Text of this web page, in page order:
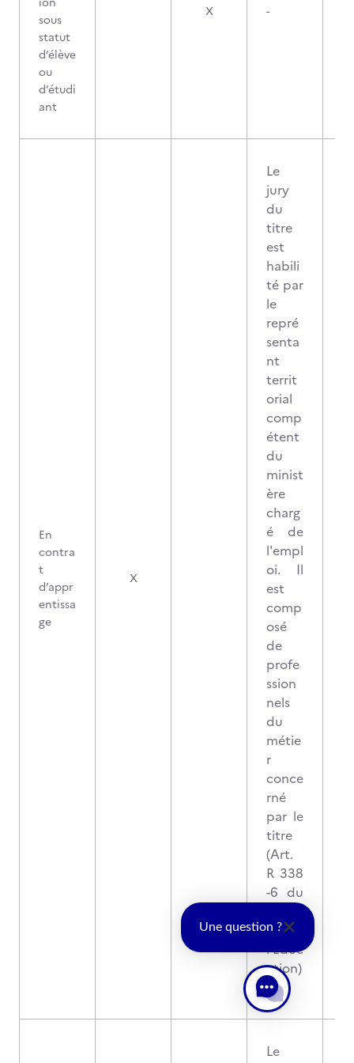
sous
statut
d’élève
ou
d’étudi
ant
X -
En
contra
t
d’appr
entissa
ge
X
Le
jury
du
titre
est
habili
té par
le
repré
senta
nt
territ
orial
comp
étent
du
minist
ère
charg
é de
l'empl
oi. Il
est
comp
osé
de
profe
ssion
nels
du
métie
r
conce
rné
par le
titre
(Art.
R 338
-6 du
de
l’Éduc
ation)
.
Le
Une question ?